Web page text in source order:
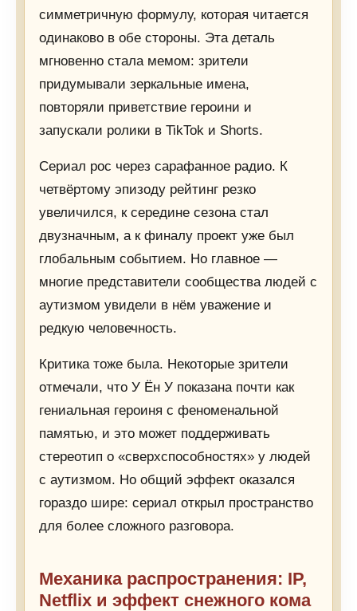
симметричную формулу, которая читается
одинаково в обе стороны. Эта деталь
мгновенно стала мемом: зрители
придумывали зеркальные имена,
повторяли приветствие героини и
запускали ролики в TikTok и Shorts.
Сериал рос через сарафанное радио. К
четвёртому эпизоду рейтинг резко
увеличился, к середине сезона стал
двузначным, а к финалу проект уже был
глобальным событием. Но главное —
многие представители сообщества людей с
аутизмом увидели в нём уважение и
редкую человечность.
Критика тоже была. Некоторые зрители
отмечали, что У Ён У показана почти как
гениальная героиня с феноменальной
памятью, и это может поддерживать
стереотип о «сверхспособностях» у людей
с аутизмом. Но общий эффект оказался
гораздо шире: сериал открыл пространство
для более сложного разговора.
Механика распространения: IP,
Netflix и эффект снежного кома